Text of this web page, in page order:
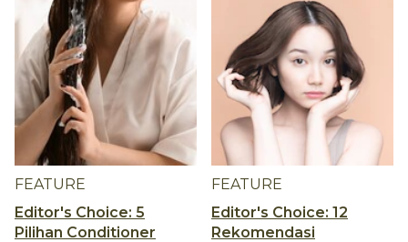
FEATURE
Editor's Choice: 5
Pilihan Conditioner
FEATURE
Editor's Choice: 12
Rekomendasi